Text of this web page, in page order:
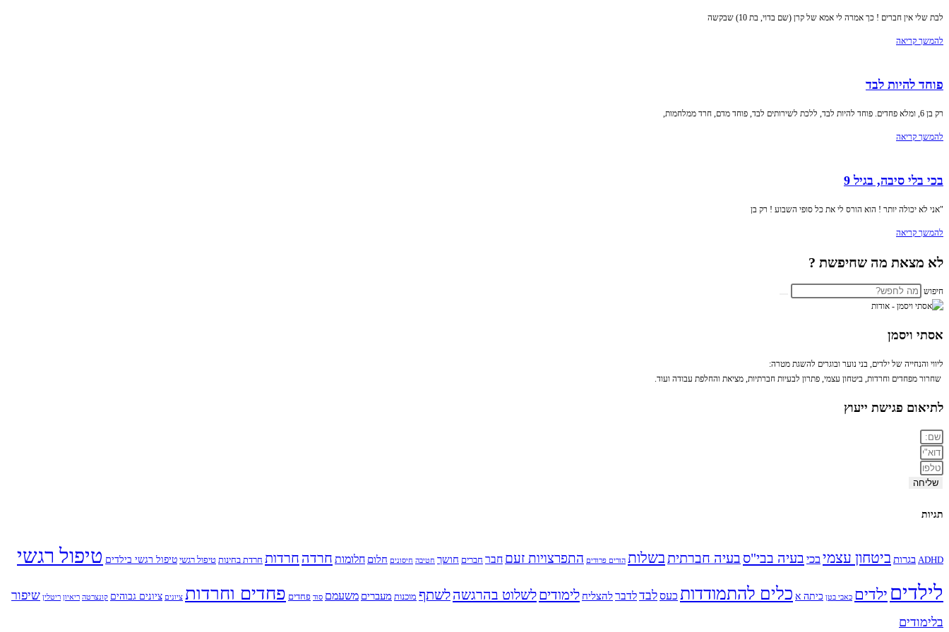
לבת שלי אין חברים ! כך אמרה לי אמא של קרן (שם בדוי, בת 10) שבקשה
להמשך קריאה
פוחד להיות לבד
רק בן 6, ומלא פחדים. פוחד להיות לבד, ללכת לשירותים לבד, פוחד מדם, חרד ממלחמות,
להמשך קריאה
בכי בלי סיבה, בגיל 9
"אני לא יכולה יותר ! הוא הורס לי את כל סופי השבוע ! רק בן
להמשך קריאה
לא מצאת מה שחיפשת ?
חיפוש
אסתי ויסמן
ליווי והנחייה של ילדים, בני נוער ובוגרים להשגת מטרה:
שחרור מפחדים וחרדות, ביטחון עצמי, פתרון לבעיות חברתיות, מציאת והחלפת עבודה ועוד.
לתיאום פגישת ייעוץ
שליחה
תגיות
ADHD בגרותביטחון עצמיבכי בעיה בבי"ס בעיה חברתיתבשלות הורים פרודים התפרצויות זעם חבר חברים חושך חטיבה חיסונים חלום חלומות חרדה חרדות חרדת בחינות טיפול רגשי טיפול רגשי בילדים טיפול רגשי
לילדים ילדים כאבי בטן כיתה א כלים להתמודדות כעסלבדלדברלהצליח לימודיםלשלוט בהרגשהלשתף מוכנות מעברים משעמם סוד פחדים פחדים וחרדות ציונים ציונים גבוהים קונצרטה ריאיון ריטלין שיפור
בלימודים